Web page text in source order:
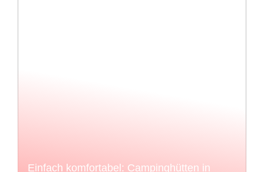
Einfach komfortabel: Campinghütten in